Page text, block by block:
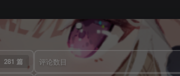
281 篇 评论数目